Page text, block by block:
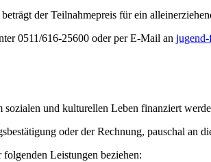
der Teilnahmepreis für ein
0511/616-25600 oder per E-Mail an
und kulturellen Leben finanziert
oder der Rechnung, pauschal an
Leistungen beziehen: